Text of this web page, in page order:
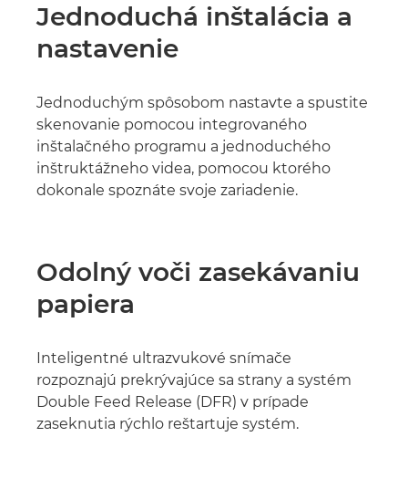
Jednoduchá inštalácia a
nastavenie
Jednoduchým spôsobom nastavte a spustite
skenovanie pomocou integrovaného
inštalačného programu a jednoduchého
inštruktážneho videa, pomocou ktorého
dokonale spoznáte svoje zariadenie.
Odolný voči zasekávaniu
papiera
Inteligentné ultrazvukové snímače
rozpoznajú prekrývajúce sa strany a systém
Double Feed Release (DFR) v prípade
zaseknutia rýchlo reštartuje systém.